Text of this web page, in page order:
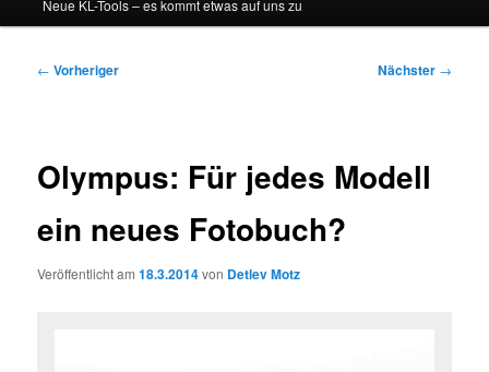
Neue KL-Tools – es kommt etwas auf uns zu
Beitragsnavigation
← Vorheriger Nächster →
Olympus: Für jedes Modell
ein neues Fotobuch?
Veröffentlicht am18.3.2014von Detlev Motz